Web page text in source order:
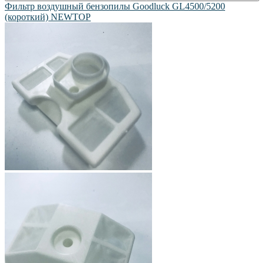
Фильтр воздушный бензопилы Goodluck GL4500/5200
(короткий) NEWTOP